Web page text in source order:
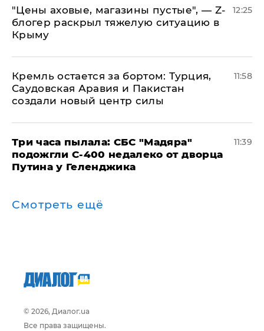
​"Цены аховые, магазины пустые", — Z-
блогер раскрыл тяжелую ситуацию в
Крыму
12:25
​Кремль остается за бортом: Турция,
Саудовская Аравия и Пакистан
создали новый центр силы
11:58
Три часа пылала: СБС "Мадяра"
подожгли С-400 недалеко от дворца
Путина у Геленджика
11:39
Смотреть ещё
© 2026, Диалог.ua
Все права защищены.